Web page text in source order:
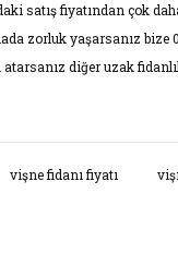
satış fiyatından çok
zorluk yaşarsanız bize
diğer uzak
gördüğünüz noktaları
vişne fidanı fiyatı